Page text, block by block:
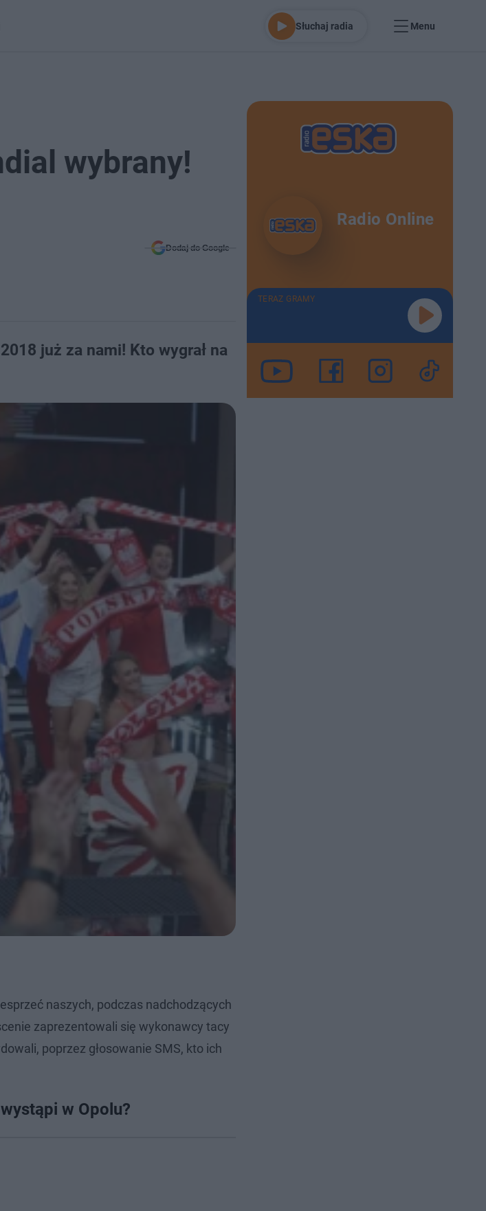
Słuchaj radia Menu
wybrany!
Dodaj do Google
już za nami! Kto wygrał na
naszych, podczas nadchodzących
zaprezentowali się wykonawcy tacy
poprzez głosowanie SMS, kto ich
w Opolu?
Radio Online
TERAZ GRAMY